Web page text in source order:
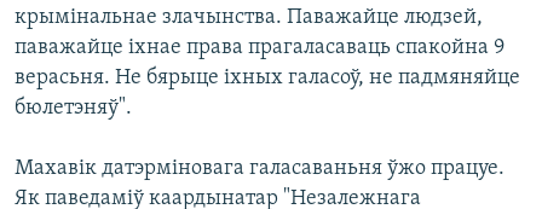
крымінальнае злачынства. Паважайце людзей,
паважайце іхнае права прагаласаваць спакойна 9
верасьня. Не бярыце іхных галасоў, не падмяняйце
бюлетэняў".
Махавік датэрміновага галасаваньня ўжо працуе.
Як паведаміў каардынатар "Незалежнага